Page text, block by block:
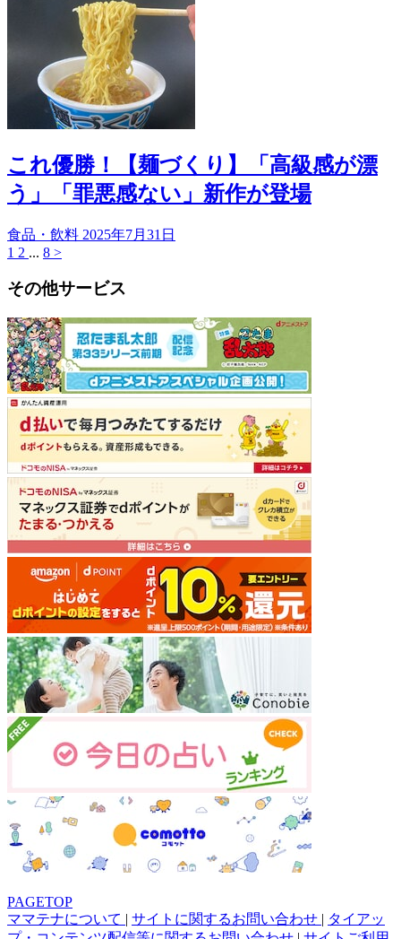
これ優勝！【麺づくり】「高級感が漂
う」「罪悪感ない」新作が登場
食品・飲料 2025年7月31日
1 2 ... 8 >
その他サービス
PAGETOP
ママテナについて | サイトに関するお問い合わせ | タイアッ